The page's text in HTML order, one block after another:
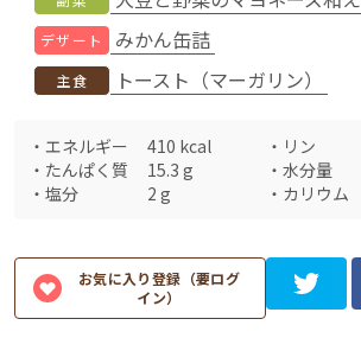
デザート みかん缶詰
主食 トースト（マーガリン）
・ エネルギー 410 kcal ・ リン
・ たんぱく質 15.3 g ・ 水分量
・ 塩分 2 g ・ カリウム
お気に入り登録（要ログ
イン）